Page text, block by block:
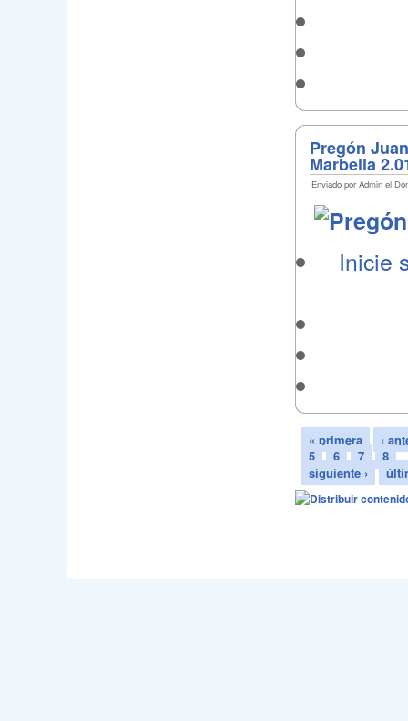
Pregón
Marbella
Enviado por Admin el
Inicie
« primera
‹
5
6 7 8
siguiente ›